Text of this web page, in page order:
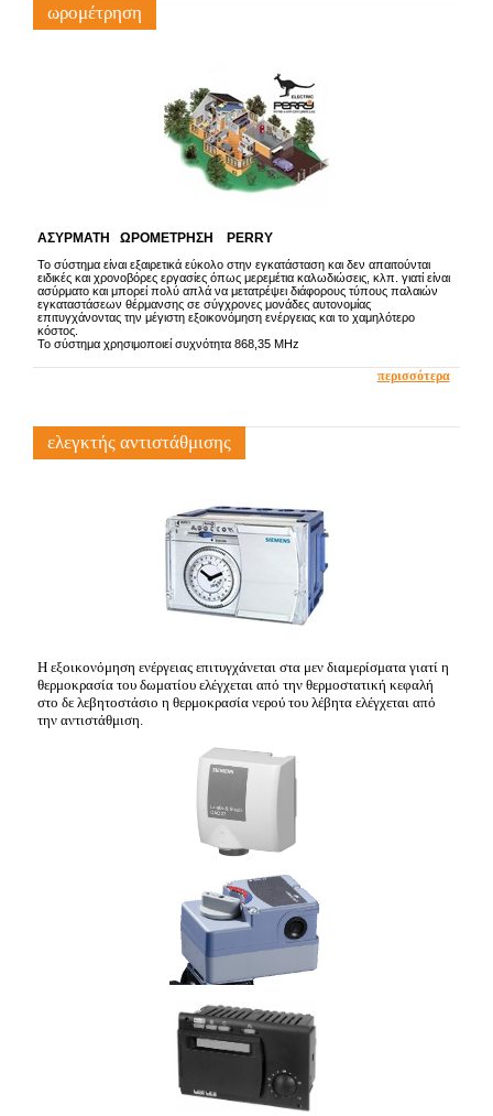
ωρομέτρηση
ΑΣΥΡΜΑΤΗ ΩΡΟΜΕΤΡΗΣΗ PERRY
Το σύστημα είναι εξαιρετικά εύκολο στην εγκατάσταση και δεν απαιτούνται
ειδικές και χρονοβόρες εργασίες όπως μερεμέτια καλωδιώσεις, κλπ. γιατί είναι
ασύρματο και μπορεί πολύ απλά να μετατρέψει διάφορους τύπους παλαιών
εγκαταστάσεων θέρμανσης σε σύγχρονες μονάδες αυτονομίας
επιτυγχάνοντας την μέγιστη εξοικονόμηση ενέργειας και το χαμηλότερο
κόστος.
Το σύστημα χρησιμοποιεί συχνότητα 868,35 ΜHz
περισσότερα
ελεγκτής αντιστάθμισης
Η εξοικονόμηση ενέργειας επιτυγχάνεται στα μεν διαμερίσματα γιατί η
θερμοκρασία του δωματίου ελέγχεται από την θερμοστατική κεφαλή
στο δε λεβητοστάσιο η θερμοκρασία νερού του λέβητα ελέγχεται από
την αντιστάθμιση.